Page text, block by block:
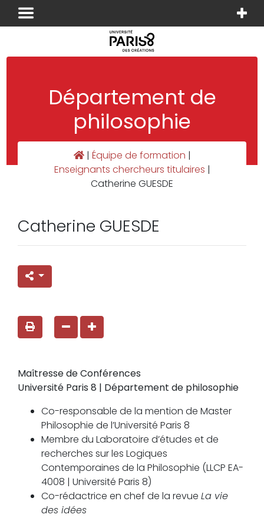
Panneau de gestion des cookies
Département de
philosophie
| Équipe de formation |
Enseignants chercheurs titulaires |
Catherine GUESDE
Catherine GUESDE
Maîtresse de Conférences
Université Paris 8 | Département de philosophie
Co-responsable de la mention de Master
Philosophie de l’Université Paris 8
Membre du Laboratoire d’études et de
recherches sur les Logiques
Contemporaines de la Philosophie (LLCP EA-
4008 | Université Paris 8)
Co-rédactrice en chef de la revue La vie
des idées